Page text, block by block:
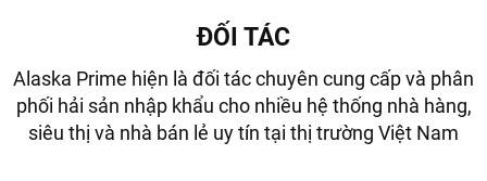
ĐỐI TÁC
Alaska Prime hiện là đối tác chuyên cung cấp và phân
phối hải sản nhập khẩu cho nhiều hệ thống nhà hàng,
siêu thị và nhà bán lẻ uy tín tại thị trường Việt Nam